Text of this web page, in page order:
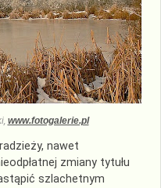
www.fotogalerie.pl
nawet
zmiany tytułu
szlachetnym